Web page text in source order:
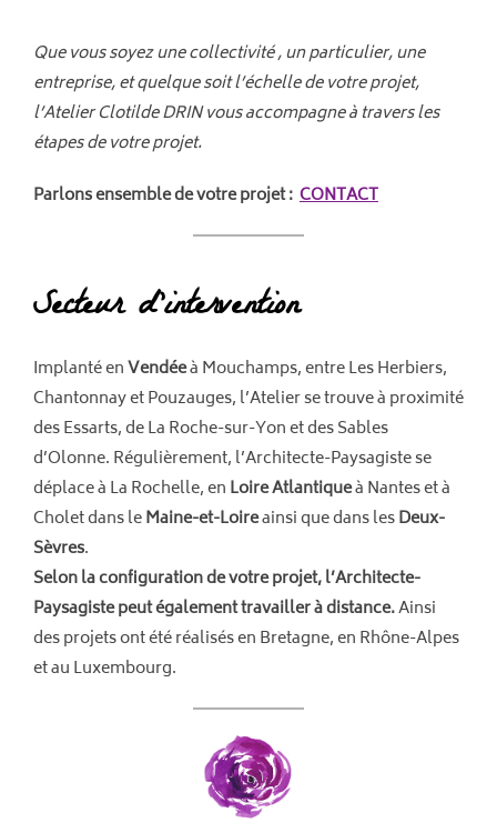
Que vous soyez une collectivité , un particulier, une
entreprise, et quelque soit l’échelle de votre projet,
l’Atelier Clotilde DRIN vous accompagne à travers les
étapes de votre projet.
Parlons ensemble de votre projet : CONTACT
Secteur d’intervention
Implanté enVendéeà Mouchamps, entre Les Herbiers,
Chantonnay et Pouzauges, l’Atelier se trouve à proximité
des Essarts, de La Roche-sur-Yon et des Sables
d’Olonne. Régulièrement, l’Architecte-Paysagiste se
déplace à La Rochelle, en Loire Atlantiqueà Nantes et à
Cholet dans leMaine-et-Loireainsi que dans lesDeux-
Sèvres.
Selon la configuration de votre projet, l’Architecte-
Paysagiste peut également travailler à distance.Ainsi
des projets ont été réalisésen Bretagne, en Rhône-Alpes
et au Luxembourg.